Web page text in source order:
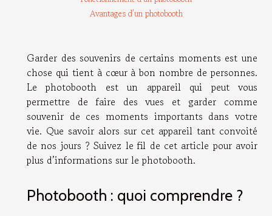
Avantages d’un photobooth
Garder des souvenirs de certains moments est une
chose qui tient à cœur à bon nombre de personnes.
Le photobooth est un appareil qui peut vous
permettre de faire des vues et garder comme
souvenir de ces moments importants dans votre
vie. Que savoir alors sur cet appareil tant convoité
de nos jours ? Suivez le fil de cet article pour avoir
plus d’informations sur le photobooth.
Photobooth : quoi comprendre ?